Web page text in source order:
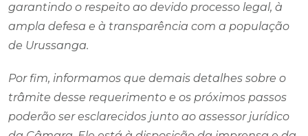
garantindo o respeito ao devido processo legal, à
ampla defesa e à transparência com a população
de Urussanga.
Por fim, informamos que demais detalhes sobre o
trâmite desse requerimento e os próximos passos
poderão ser esclarecidos junto ao assessor jurídico